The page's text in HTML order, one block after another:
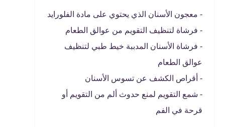
- معجون الأسنان الذي يحتوي على مادة الفلورايد
- فرشاة لتنظيف التقويم من عوالق الطعام
- فرشاة الأسنان المدببة خيط طبي لتنظيف
عوالق الطعام
- أقراص الكشف عن تسوس الأسنان
- شمع التقويم لمنع حدوث ألم من التقويم أو
قرحة في الفم